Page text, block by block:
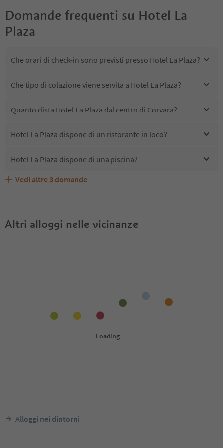
Domande frequenti su Hotel La
Plaza
Che orari di check-in sono previsti presso Hotel La Plaza?
Che tipo di colazione viene servita a Hotel La Plaza?
Quanto dista Hotel La Plaza dal centro di Corvara?
Hotel La Plaza dispone di un ristorante in loco?
Hotel La Plaza dispone di una piscina?
Hotel La Plaza accetta animali domestici?
Quali servizi/attività sono disponibili presso Hotel La
Gli ospiti di Hotel La Plaza ricevono l'Alto Adige Guest
Vedi altre 3 domande
Altri alloggi nelle vicinanze
Alloggi nei dintorni